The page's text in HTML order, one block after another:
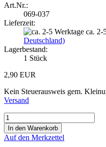
Art.Nr.:
069-037
Lieferzeit:
ca. 2-
Deutschland)
Lagerbestand:
1 Stück
2,90 EUR
Kein Steuerausweis gem.
Versand
Auf den Merkzettel